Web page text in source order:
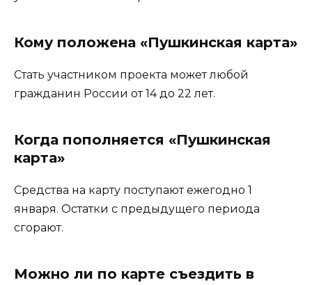
Кому положена «Пушкинская карта»
Стать участником проекта может любой
гражданин России от 14 до 22 лет.
Когда пополняется «Пушкинская
карта»
Средства на карту поступают ежегодно 1
января. Остатки с предыдущего периода
сгорают.
Можно ли по карте съездить в